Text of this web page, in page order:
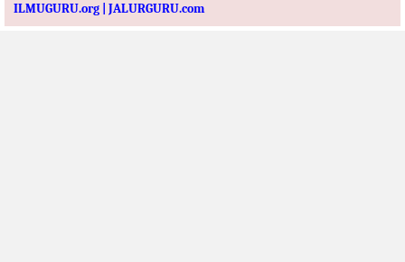
ILMUGURU.org | JALURGURU.com